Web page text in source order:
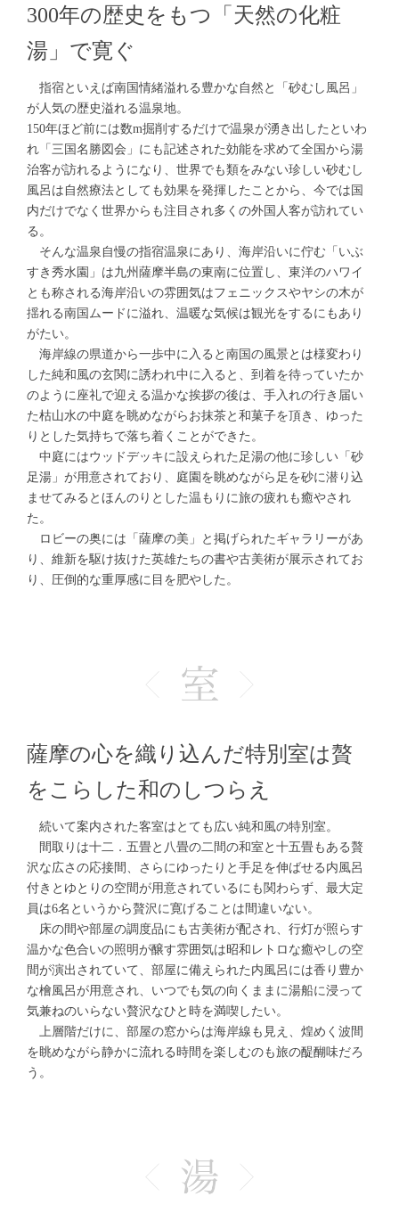
300年の歴史をもつ「天然の化粧
湯」で寛ぐ
指宿といえば南国情緒溢れる豊かな自然と「砂むし風呂」
が人気の歴史溢れる温泉地。
150年ほど前には数m掘削するだけで温泉が湧き出したといわ
れ「三国名勝図会」にも記述された効能を求めて全国から湯
治客が訪れるようになり、世界でも類をみない珍しい砂むし
風呂は自然療法としても効果を発揮したことから、今では国
内だけでなく世界からも注目され多くの外国人客が訪れてい
る。
そんな温泉自慢の指宿温泉にあり、海岸沿いに佇む「いぶ
すき秀水園」は九州薩摩半島の東南に位置し、東洋のハワイ
とも称される海岸沿いの雰囲気はフェニックスやヤシの木が
揺れる南国ムードに溢れ、温暖な気候は観光をするにもあり
がたい。
海岸線の県道から一歩中に入ると南国の風景とは様変わり
した純和風の玄関に誘われ中に入ると、到着を待っていたか
のように座礼で迎える温かな挨拶の後は、手入れの行き届い
た枯山水の中庭を眺めながらお抹茶と和菓子を頂き、ゆった
りとした気持ちで落ち着くことができた。
中庭にはウッドデッキに設えられた足湯の他に珍しい「砂
足湯」が用意されており、庭園を眺めながら足を砂に潜り込
ませてみるとほんのりとした温もりに旅の疲れも癒やされ
た。
ロビーの奥には「薩摩の美」と掲げられたギャラリーがあ
り、維新を駆け抜けた英雄たちの書や古美術が展示されてお
り、圧倒的な重厚感に目を肥やした。
薩摩の心を織り込んだ特別室は贅
をこらした和のしつらえ
続いて案内された客室はとても広い純和風の特別室。
間取りは十二．五畳と八畳の二間の和室と十五畳もある贅
沢な広さの応接間、さらにゆったりと手足を伸ばせる内風呂
付きとゆとりの空間が用意されているにも関わらず、最大定
員は6名というから贅沢に寛げることは間違いない。
床の間や部屋の調度品にも古美術が配され、行灯が照らす
温かな色合いの照明が醸す雰囲気は昭和レトロな癒やしの空
間が演出されていて、部屋に備えられた内風呂には香り豊か
な檜風呂が用意され、いつでも気の向くままに湯船に浸って
気兼ねのいらない贅沢なひと時を満喫したい。
上層階だけに、部屋の窓からは海岸線も見え、煌めく波間
を眺めながら静かに流れる時間を楽しむのも旅の醍醐味だろ
う。